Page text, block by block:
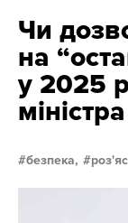
Чи
на
у 2025
безпека,